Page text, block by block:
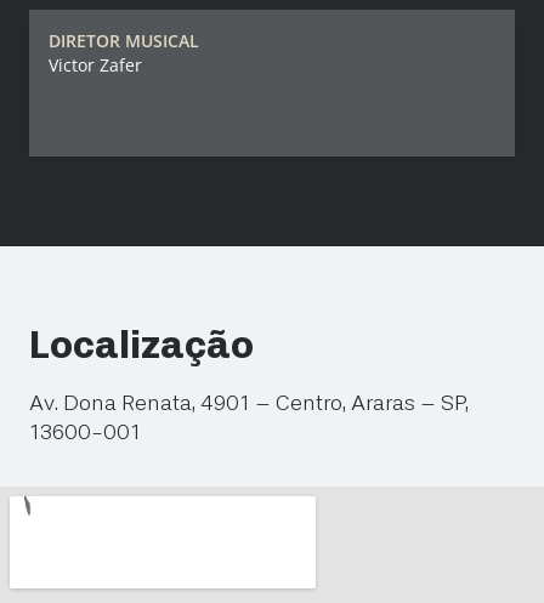
DIRETOR MUSICAL
Victor Zafer
Localização
Av. Dona Renata, 4901 – Centro, Araras – SP,
13600-001